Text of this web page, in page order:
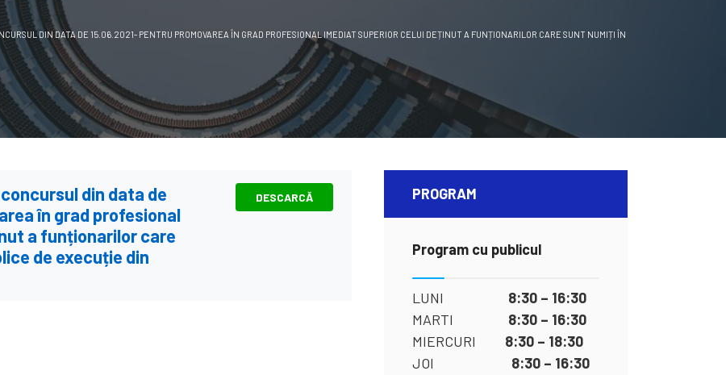
DIN DATA DE 15.06.2021- PENTRU PROMOVAREA ÎN GRAD PROFESIONAL IMEDIAT SUPERIOR CELUI DEȚINUT A FUNȚIONARILOR CARE SUNT NUMIȚI ÎN
din data de
în grad profesional
a funționarilor care
de execuție din
DESCARCĂ PROGRAM
Program cu publicul
LUNI 8:30 – 16:30
MARTI 8:30 – 16:30
MIERCURI 8:30 – 18:30
JOI 8:30 – 16:30